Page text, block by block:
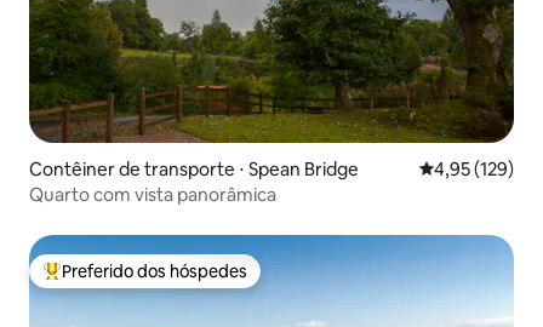
Contêiner de transporte ⋅ Spean Bridge 4,95 de uma
4,95 (129)
Quarto com vista panorâmica
Entre os melhores preferidos dos hóspedes
Preferido dos hóspedes